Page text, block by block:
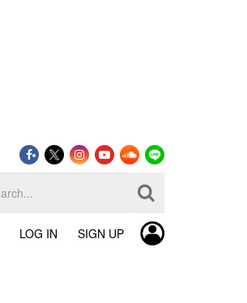
LOG IN SIGN UP